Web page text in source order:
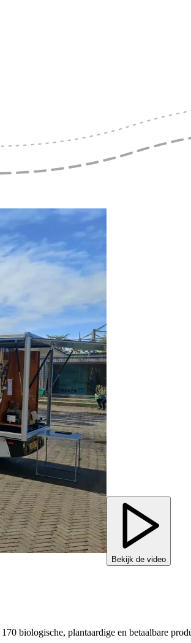
Bekijk de video
biologische, plantaardige en betaalbare